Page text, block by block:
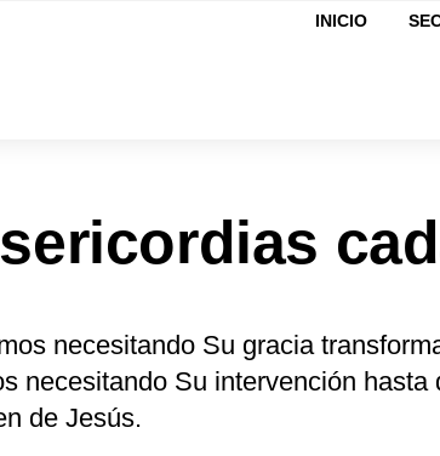
INICIO
necesitando Su gracia
necesitando Su intervención
de Jesús.